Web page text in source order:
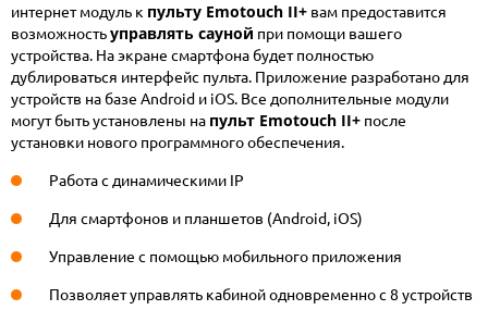
интернет модуль к пульту Emotouch II+ вам предоставится
возможностьуправлять сауной при помощи вашего
устройства. На экране смартфона будет полностью
дублироваться интерфейс пульта. Приложение разработано для
устройств на базе Android и iOS. Все дополнительные модули
могут быть установлены на пульт Emotouch II+ после
установки нового программного обеспечения.
Работа с динамическими IP
Для смартфонов и планшетов (Android, iOS)
Управление с помощью мобильного приложения
Позволяет управлять кабиной одновременно с 8 устройств